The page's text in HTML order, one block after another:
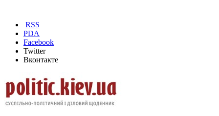
RSS
PDA
Facebook
Twitter
Вконтакте